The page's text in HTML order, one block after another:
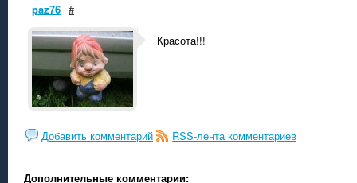
paz76 #
Красота!!!
Добавить комментарий RSS-лента комментариев
Дополнительные комментарии: